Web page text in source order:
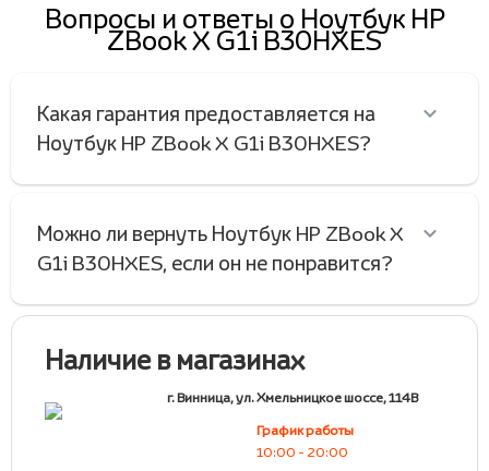
Вопросы и ответы о Ноутбук HP
ZBook X G1i B30HXES
Какая гарантия предоставляется на
Ноутбук HP ZBook X G1i B30HXES?
Можно ли вернуть Ноутбук HP ZBook X
G1i B30HXES, если он не понравится?
Наличие в магазинах
г. Винница, ул. Хмельницкое шоссе, 114В
График работы
10:00 - 20:00